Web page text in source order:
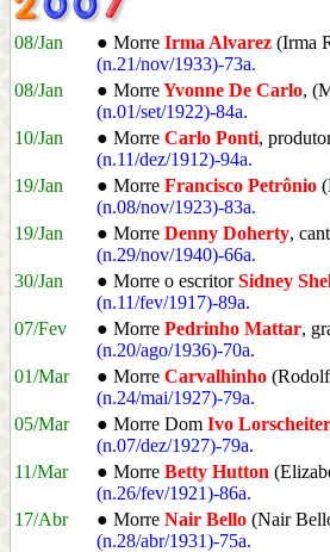
08/Jan ● Morre Irma Alvarez (Irma
(n.21/nov/1933)-73a.
08/Jan
● MorreYvonne De Carlo,
(n.01/set/1922)-84a.
10/Jan
● Morre Carlo Ponti,
(n.11/dez/1912)-94a.
19/Jan
● Morre Francisco Petrônio
(n.08/nov/1923)-83a.
19/Jan
● Morre Denny Doherty,
(n.29/nov/1940)-66a.
30/Jan
● Morre o escritorSidney
(n.11/fev/1917)-89a.
07/Fev
● Morre Pedrinho Mattar,
(n.20/ago/1936)-70a.
01/Mar
● Morre Carvalhinho
(n.24/mai/1927)-79a.
05/Mar
● Morre Dom Ivo Lorscheiter
(n.07/dez/1927)-79a.
11/Mar
● Morre Betty Hutton
(n.26/fev/1921)-86a.
17/Abr
● Morre Nair Bello (Nair
(n.28/abr/1931)-75a.